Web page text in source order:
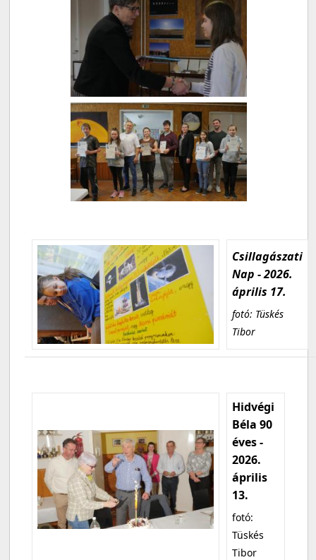
Csillagászati
Nap - 2026.
április 17.
fotó: Tüskés
Tibor
Hidvégi
Béla 90
éves -
2026.
április
13.
fotó:
Tüskés
Tibor